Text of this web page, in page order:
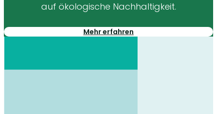
auf ökologische Nachhaltigkeit.
Mehr erfahren